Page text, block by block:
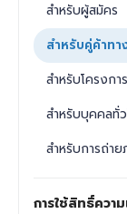
สำหรับผู้สมัคร
สำหรับคู่ค้าทา
สำหรับโครงก
สำหรับบุคคลทั่
สำหรับการถ่า
การใช้สิทธิ์ควา